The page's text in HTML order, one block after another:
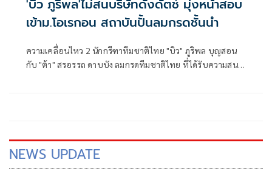
'บิว ภูริพล'ไม่สนบริษัทดังดัตช์ มุ่งหน้าสอบ
เข้าม.โอเรกอน สถาบันปั้นลมกรดชั้นนำ
ความเคลื่อนไหว 2 นักกรีฑาทีมชาติไทย "บิว" ภูริพล บุญสอน
กับ "ต้า" สรอรรถ ดาบบัง ลมกรดทีมชาติไทย ที่ได้รับความสนใจ
NEWS UPDATE